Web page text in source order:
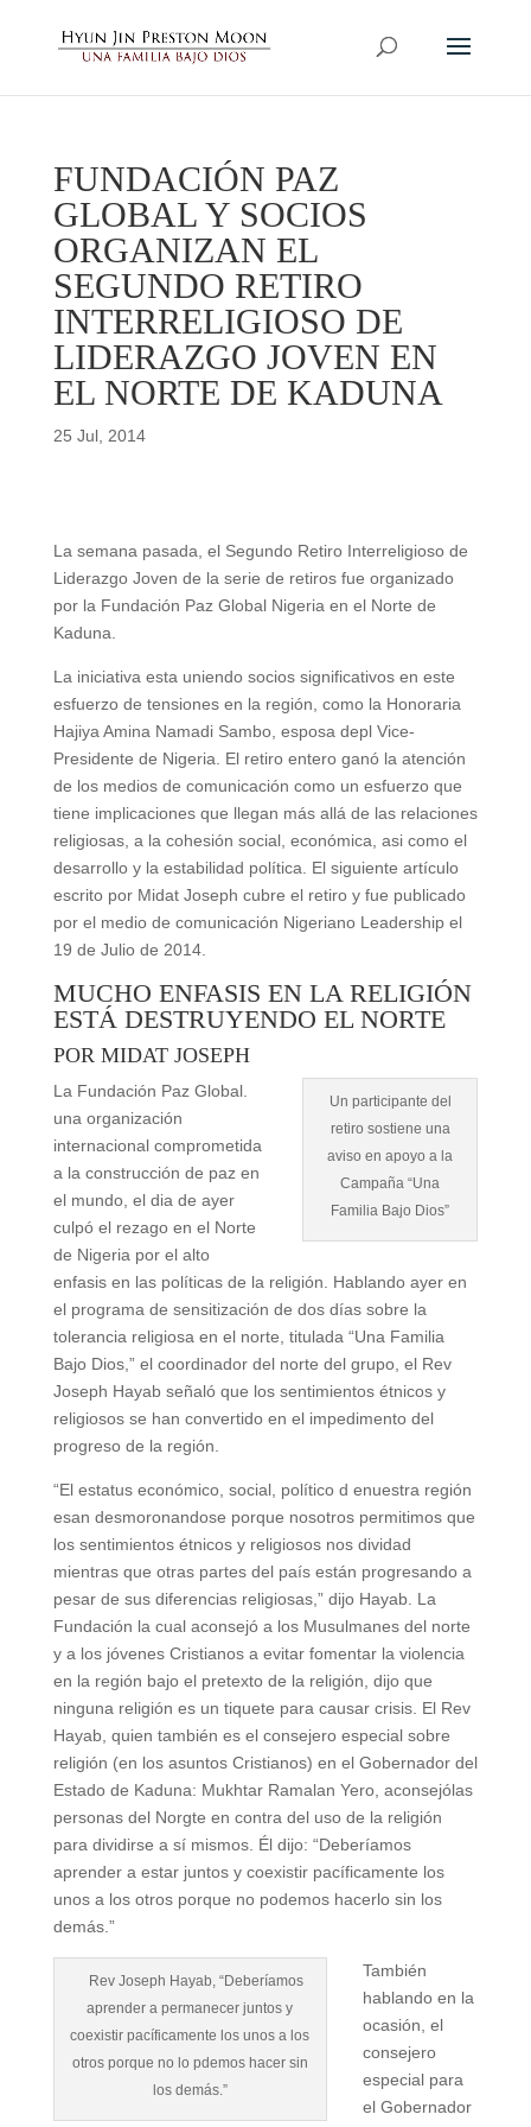
FUNDACIÓN PAZ
GLOBAL Y SOCIOS
ORGANIZAN EL
SEGUNDO RETIRO
INTERRELIGIOSO DE
LIDERAZGO JOVEN EN
EL NORTE DE KADUNA
25 Jul, 2014
La semana pasada, el Segundo Retiro Interreligioso de
Liderazgo Joven de la serie de retiros fue organizado
por la Fundación Paz Global Nigeria en el Norte de
Kaduna.
La iniciativa esta uniendo socios significativos en este
esfuerzo de tensiones en la región, como la Honoraria
Hajiya Amina Namadi Sambo, esposa depl Vice-
Presidente de Nigeria. El retiro entero ganó la atención
de los medios de comunicación como un esfuerzo que
tiene implicaciones que llegan más allá de las relaciones
religiosas, a la cohesión social, económica, asi como el
desarrollo y la estabilidad política. El siguiente artículo
escrito por Midat Joseph cubre el retiro y fue publicado
por el medio de comunicación Nigeriano Leadership el
19 de Julio de 2014.
MUCHO ENFASIS EN LA RELIGIÓN
ESTÁ DESTRUYENDO EL NORTE
POR MIDAT JOSEPH
Un participante del
retiro sostiene una
aviso en apoyo a la
Campaña “Una
Familia Bajo Dios”
La Fundación Paz Global.
una organización
internacional comprometida
a la construcción de paz en
el mundo, el dia de ayer
culpó el rezago en el Norte
de Nigeria por el alto
enfasis en las políticas de la religión. Hablando ayer en
el programa de sensitización de dos días sobre la
tolerancia religiosa en el norte, titulada “Una Familia
Bajo Dios,” el coordinador del norte del grupo, el Rev
Joseph Hayab señaló que los sentimientos étnicos y
religiosos se han convertido en el impedimento del
progreso de la región.
“El estatus económico, social, político d enuestra región
esan desmoronandose porque nosotros permitimos que
los sentimientos étnicos y religiosos nos dividad
mientras que otras partes del país están progresando a
pesar de sus diferencias religiosas,” dijo Hayab. La
Fundación la cual aconsejó a los Musulmanes del norte
y a los jóvenes Cristianos a evitar fomentar la violencia
en la región bajo el pretexto de la religión, dijo que
ninguna religión es un tiquete para causar crisis. El Rev
Hayab, quien también es el consejero especial sobre
religión (en los asuntos Cristianos) en el Gobernador del
Estado de Kaduna: Mukhtar Ramalan Yero, aconsejólas
personas del Norgte en contra del uso de la religión
para dividirse a sí mismos. Él dijo: “Deberíamos
aprender a estar juntos y coexistir pacíficamente los
unos a los otros porque no podemos hacerlo sin los
demás.”
Rev Joseph Hayab, “Deberíamos
aprender a permanecer juntos y
coexistir pacíficamente los unos a los
otros porque no lo pdemos hacer sin
los demás.”
También
hablando en la
ocasión, el
consejero
especial para
el Gobernador